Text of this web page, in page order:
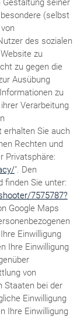
(selbst
des sozialen
zu
zu gegen die
Ausübung
zu
Verarbeitung
erhalten Sie auch
Rechten und
Privatsphäre:
". Den
finden Sie unter:
7575787?
Google Maps
Einwilligung
Ihre Einwilligung
von
Staaten bei der
Einwilligung
Ihre Einwilligung